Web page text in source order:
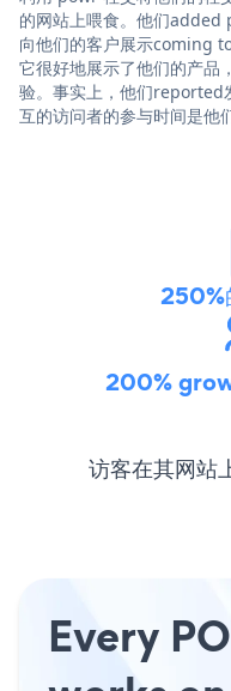
的网站上喂食。他们
向他们的客户展示coming
它很好地展示了他们的产品
验。事实上，他们reported
互的访问者的参与时间是他
250%
200%
访客在其网站
Every